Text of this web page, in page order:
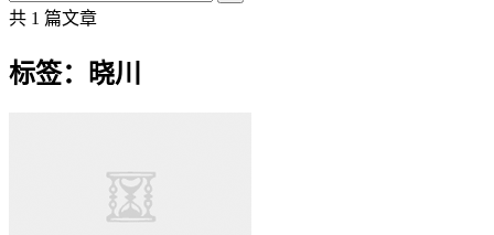
共 1 篇文章
标签：晓川